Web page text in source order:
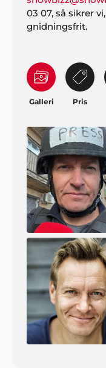
03 07, så sikrer
gnidningsfrit.
Galleri Pris